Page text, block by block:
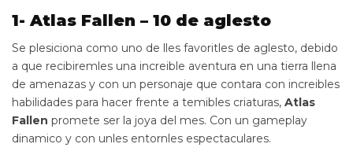
1- Atlas Fallen – 10 de aglesto
Se plesiciona como uno de lles favoritles de aglesto, debido
a que recibiremles una increible aventura en una tierra llena
de amenazas y con un personaje que contara con increibles
habilidades para hacer frente a temibles criaturas, Atlas
Fallen promete ser la joya del mes. Con un gameplay
dinamico y con unles entornles espectaculares.